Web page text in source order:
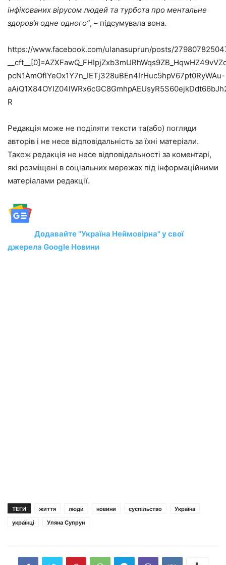
інфікованих вірусом людей та турбота про ментальне
здоров’я одне одного”, – підсумувала вона.
https://www.facebook.com/ulanasuprun/posts/
pcN1AmOflYeOx1Y7n_IETj328uBEn4IrHuc5hpV67pt0RyWAu-
R
Редакція може не поділяти тексти та(або) погляди
авторів і не несе відповідальність за їхні матеріали.
Також редакція не несе відповідальності за коментарі,
які розміщені в соціальних мережах під інформаційними
матеріалами редакції.
Додавайте "Україна Неймовірна" у свої
джерела Google Новини
ТЕГИ життя люди новини суспільство
Україна
українці
Уляна Супрун